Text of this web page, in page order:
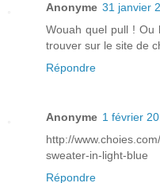
Anonyme 31 janvier
Wouah quel pull ! Ou
trouver sur le site de
Répondre
Anonyme 1 février
http://
sweater-in-light-blue
Répondre